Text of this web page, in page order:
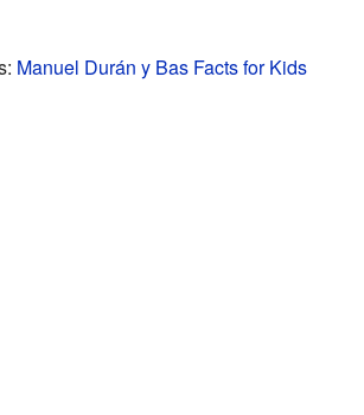
Manuel Durán y Bas Facts for Kids